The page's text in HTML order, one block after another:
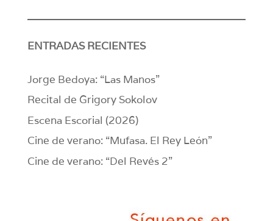
ENTRADAS RECIENTES
Jorge Bedoya: “Las Manos”
Recital de Grigory Sokolov
Escena Escorial (2026)
Cine de verano: “Mufasa. El Rey León”
Cine de verano: “Del Revés 2”